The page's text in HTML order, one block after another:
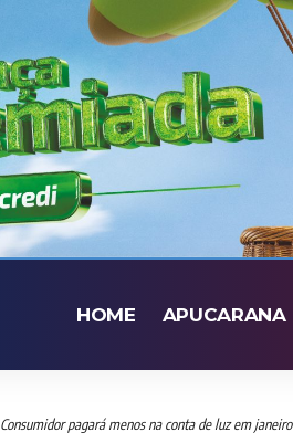
HOME APUCARANA
Consumidor pagará menos na conta de luz em janeiro